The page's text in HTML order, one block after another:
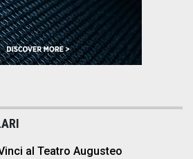
al Teatro Augusteo